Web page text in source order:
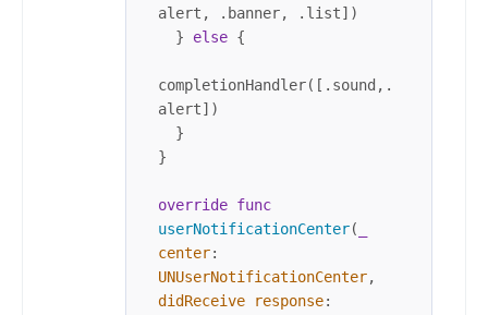
alert, .banner, .list])
  }
else {
completionHandler([.sound,.
alert])
}
override func
userNotificationCenter(
center:
UNUserNotificationCenter,
didReceive
response: